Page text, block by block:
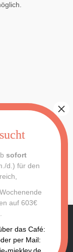
für unsere
Sie hier:
sofort
d.) für den
auf 603€
das Café:
per Mail: